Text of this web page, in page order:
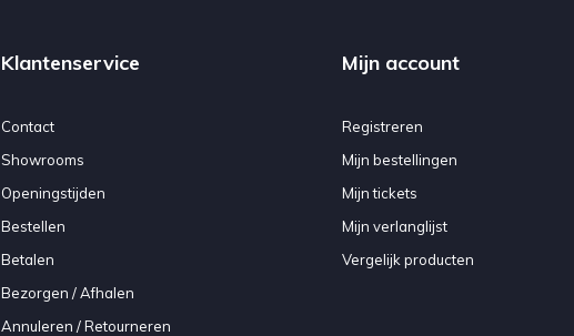
Klantenservice
Contact
Showrooms
Openingstijden
Bestellen
Betalen
Bezorgen / Afhalen
Annuleren / Retourneren
Mijn account
Registreren
Mijn bestellingen
Mijn tickets
Mijn verlanglijst
Vergelijk producten